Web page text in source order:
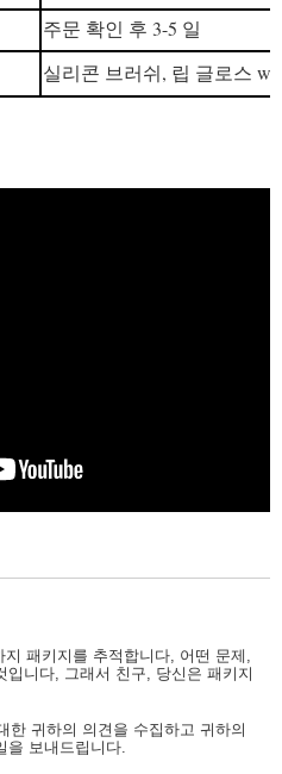
주문 확인 후 3-5 일
실리콘 브러쉬, 립 글로스
패키지를 추적합니다, 어떤 문제,
니다, 그래서 친구, 당신은 패키지
한 귀하의 의견을 수집하고 귀하의
을 보내드립니다.